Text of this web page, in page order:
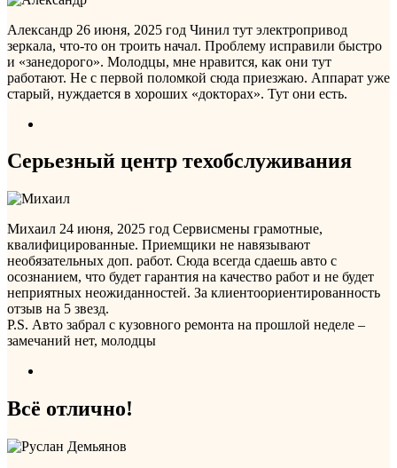
Александр 26 июня, 2025 год Чинил тут электропривод
зеркала, что-то он троить начал. Проблему исправили быстро
и «занедорого». Молодцы, мне нравится, как они тут
работают. Не с первой поломкой сюда приезжаю. Аппарат уже
старый, нуждается в хороших «докторах». Тут они есть.
Серьезный центр техобслуживания
Михаил 24 июня, 2025 год Сервисмены грамотные,
квалифицированные. Приемщики не навязывают
необязательных доп. работ. Сюда всегда сдаешь авто с
осознанием, что будет гарантия на качество работ и не будет
неприятных неожиданностей. За клиентоориентированность
отзыв на 5 звезд.
Р.S. Авто забрал с кузовного ремонта на прошлой неделе –
замечаний нет, молодцы
Всё отлично!